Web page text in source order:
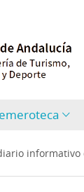
informativo